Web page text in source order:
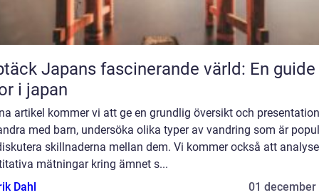
Japans fascinerande värld: En
i japan
artikel kommer vi att ge en grundlig översikt och
med barn, undersöka olika typer av vandring som är
skillnaderna mellan dem. Vi kommer också att
mätningar kring ämnet s...
Dahl
01 december